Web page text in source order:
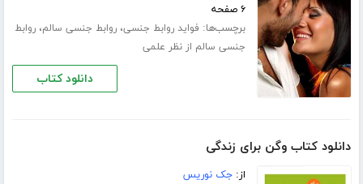
۶ صفحه
برچسب‌ها: فواید روابط جنسی،روابط جنسی سالم،روابط
جنسی سالم از نظر علمی
دانلود کتاب
دانلود کتاب وگن برای زندگی
از:جک نوریس